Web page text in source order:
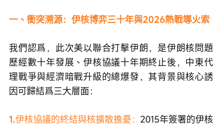
一、衝突溯源：伊核博弈三十年與2026熱戰導火索
我們認爲，此次美以聯合打擊伊朗，是伊朗核問題
歷經數十年發展、伊核協議十年期終止後，中東代
理戰爭與經濟暗戰升級的總爆發，其背景與核心誘
因可歸結爲三大層面：
1.伊核協議的終結與核擴散擔憂： 2015年簽署的伊核